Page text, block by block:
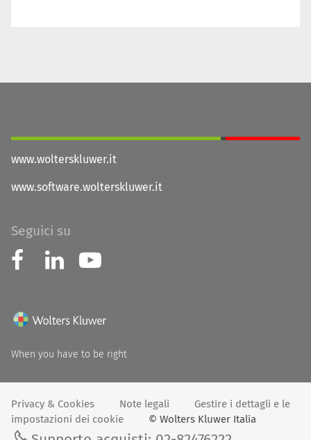
www.wolterskluwer.it
www.software.wolterskluwer.it
Seguici su
When you have to be right
Privacy & Cookies Note legali
Gestire i dettagli e le
impostazioni dei cookie
© Wolters Kluwer Italia